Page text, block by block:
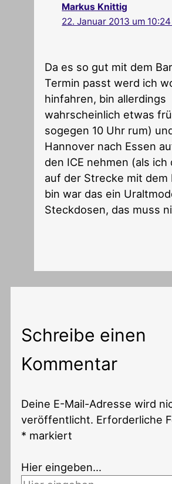
Markus Knittig
22. Januar 2013 um
Da es so gut mit dem
Termin passt werd ich
hinfahren, bin allerdings
wahrscheinlich etwas
sogegen 10 Uhr rum)
Hannover nach Essen
den ICE nehmen (als
auf der Strecke mit dem
bin war das ein
Steckdosen, das muss
Schreibe einen
Kommentar
Deine E-Mail-Adresse wird
veröffentlicht. Erforderliche
* markiert
Hier eingeben…